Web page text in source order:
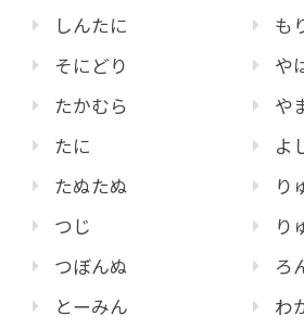
しんたに
そにどり
たかむら
たに
たぬたぬ
つじ
つぼんぬ
とーみん
も
や
や
よ
り
り
ろ
わ